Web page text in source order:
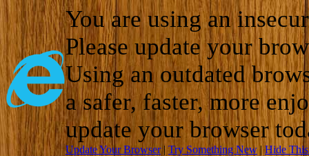
You are using an
Please update your
Using an outdated
a safer, faster, more
update your browser
Update Your Browser| Try Something New|Hide